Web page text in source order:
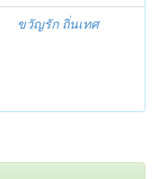
ขวัญรัก ถิ่นเทศ